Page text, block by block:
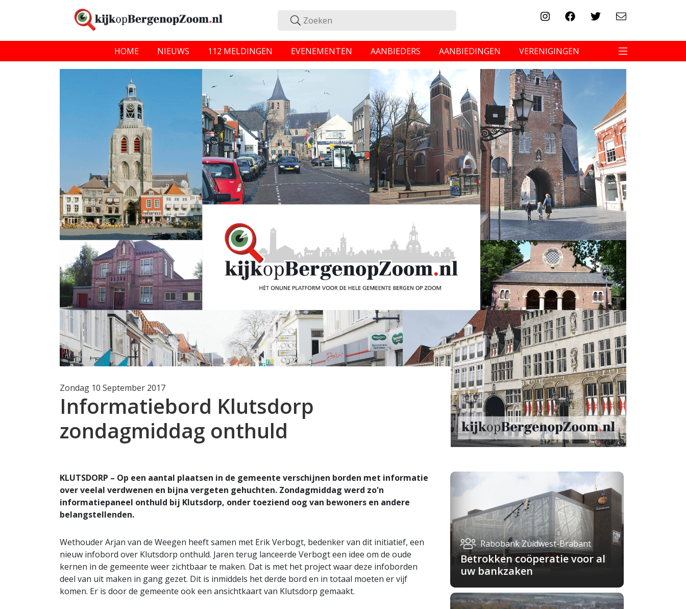
HOME NIEUWS 112 MELDINGEN EVENEMENTEN AANBIEDERS AANBIEDINGEN VERENIGINGEN
Zondag 10 September 2017
Informatiebord Klutsdorp
zondagmiddag onthuld
KLUTSDORP – Op een aantal plaatsen in de gemeente verschijnen borden met informatie
over veelal verdwenen en bijna vergeten gehuchten. Zondagmiddag werd zo'n
informatiepaneel onthuld bij Klutsdorp, onder toeziend oog van bewoners en andere
belangstellenden.
Wethouder Arjan van de Weegen heeft samen met Erik Verbogt, bedenker van dit initiatief, een
nieuw infobord over Klutsdorp onthuld. Jaren terug lanceerde Verbogt een idee om de oude
kernen in de gemeente weer zichtbaar te maken. Dat is met het project waar deze infoborden
deel van uit maken in gang gezet. Dit is inmiddels het derde bord en in totaal moeten er vijf
komen. Er is door de gemeente ook een ansichtkaart van Klutsdorp gemaakt.
Rabobank Zuidwest-Brabant
Betrokken coöperatie voor al
uw bankzaken